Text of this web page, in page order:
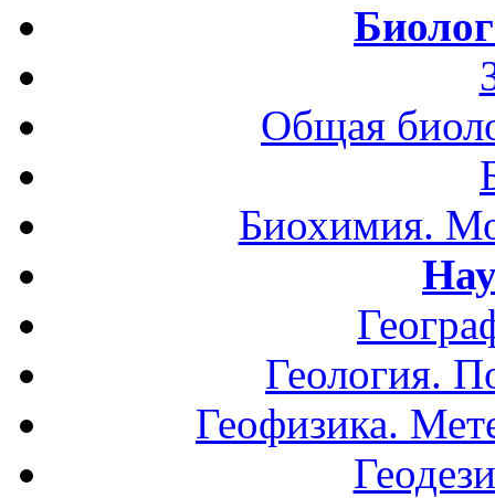
Общая
Биохимия.
Геология.
Геофизика.